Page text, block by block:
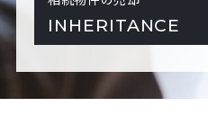
INHERITANCE